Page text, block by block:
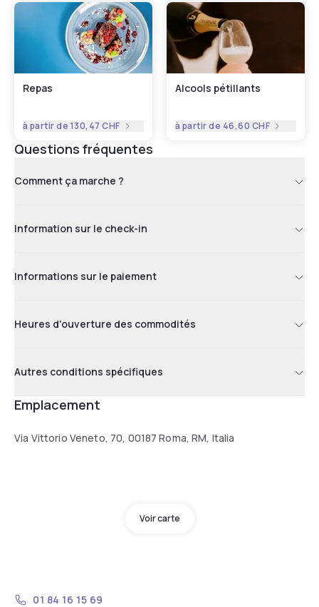
soins, vous avez le choix entre deux cabines simples et une
cabine double.
Repas
à partir de 130,47 CHF
Alcools pétillants
à partir de 46,60 CHF
Questions fréquentes
Comment ça marche ?
Information sur le check-in
Informations sur le paiement
Heures d'ouverture des commodités
Autres conditions spécifiques
Emplacement
Via Vittorio Veneto, 70, 00187 Roma, RM, Italia
Voir carte
01 84 16 15 69